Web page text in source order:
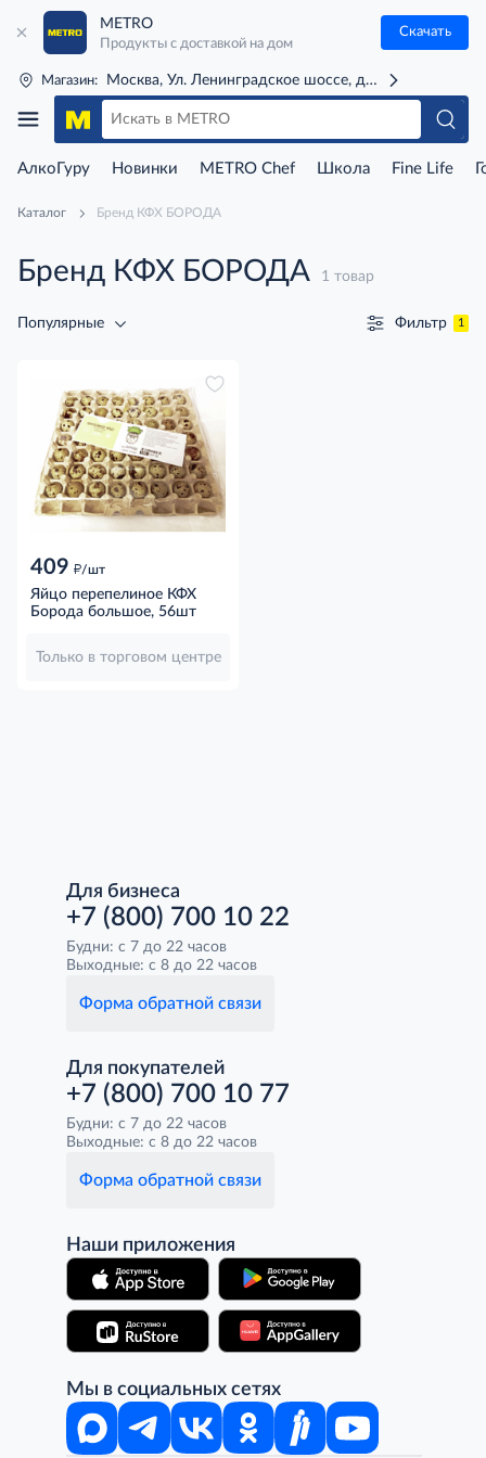
METRO
Продукты с доставкой на дом
Скачать
Магазин: Москва, Ул. Ленинградское шоссе, д. 71Г (м. Речной
АлкоГуру Новинки METRO Chef Школа Fine Life
Каталог Бренд КФХ БОРОДА
Бренд КФХ БОРОДА 1 товар
Популярные Фильтр 1
409 д/шт
Яйцо перепелиное КФХ
Борода большое, 56шт
Только в торговом центре
Для бизнеса
+7 (800) 700 10 22
Будни: с 7 до 22 часов
Выходные: с 8 до 22 часов
Форма обратной связи
Для покупателей
+7 (800) 700 10 77
Будни: с 7 до 22 часов
Выходные: с 8 до 22 часов
Форма обратной связи
Наши приложения
Мы в социальных сетях